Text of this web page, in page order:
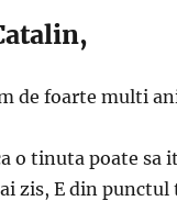
de foarte multi
o tinuta poate sa
zis, E din